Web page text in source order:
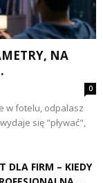
NA
0
w fotelu, odpalasz
się "pływać",
DLA FIRM – KIEDY